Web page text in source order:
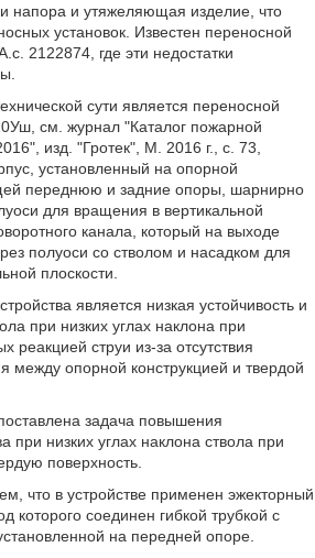
напора и утяжеляющая изделие, что
установок. Известен переносной
2122874, где эти недостатки
сути является переносной
см. журнал "Каталог пожарной
изд. "Гротек", М. 2016 г., с. 73,
установленный на опорной
переднюю и задние опоры, шарнирно
для вращения в вертикальной
канала, который на выходе
полуоси со стволом и насадком для
плоскости.
является низкая устойчивость и
при низких углах наклона при
реакцией струи из-за отсутствия
между опорной конструкцией и твердой
задача повышения
при низких углах наклона ствола при
поверхность.
что в устройстве применен эжекторный
которого соединен гибкой трубкой с
на передней опоре.